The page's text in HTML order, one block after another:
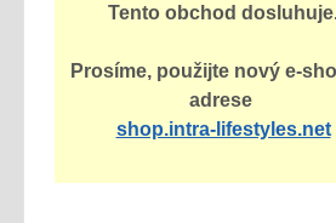
Tento obchod
Prosíme, použijte nový e-
adrese
shop.intra-lifestyles.net